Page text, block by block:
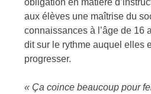
obligation en matière
aux élèves une maîtrise du
connaissances à l’âge de 16
dit sur le rythme auquel elles
progresser.
« Ça coince beaucoup pour